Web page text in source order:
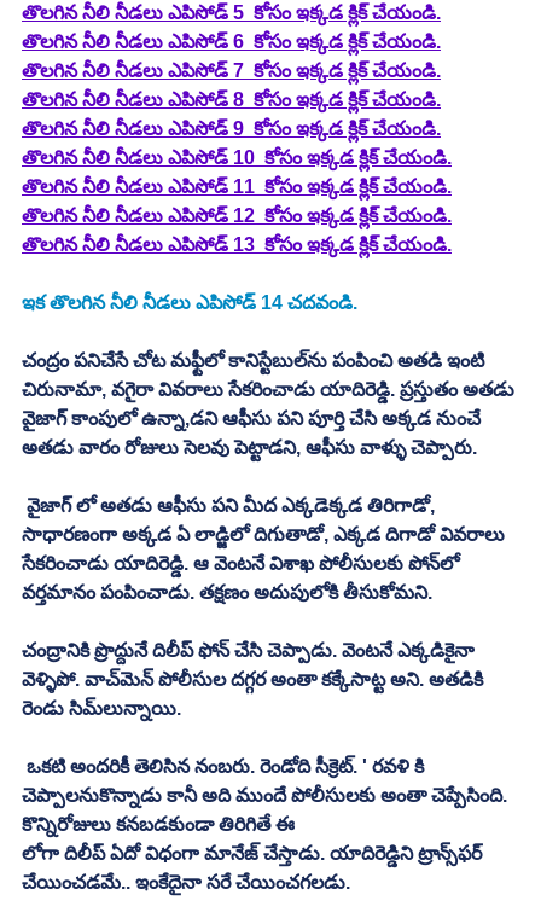
తొలగిన నీలి నీడలు ఎపిసోడ్ 5  కోసం ఇక్కడ క్లిక్ చేయండి.
తొలగిన నీలి నీడలు ఎపిసోడ్ 6  కోసం ఇక్కడ క్లిక్ చేయండి.
తొలగిన నీలి నీడలు ఎపిసోడ్ 7  కోసం ఇక్కడ క్లిక్ చేయండి.
తొలగిన నీలి నీడలు ఎపిసోడ్ 8  కోసం ఇక్కడ క్లిక్ చేయండి.
తొలగిన నీలి నీడలు ఎపిసోడ్ 9  కోసం ఇక్కడ క్లిక్ చేయండి.
తొలగిన నీలి నీడలు ఎపిసోడ్ 10  కోసం ఇక్కడ క్లిక్ చేయండి.
తొలగిన నీలి నీడలు ఎపిసోడ్ 11  కోసం ఇక్కడ క్లిక్ చేయండి.
తొలగిన నీలి నీడలు ఎపిసోడ్ 12  కోసం ఇక్కడ క్లిక్ చేయండి.
తొలగిన నీలి నీడలు ఎపిసోడ్ 13  కోసం ఇక్కడ క్లిక్ చేయండి.
ఇక తొలగిన నీలి నీడలు ఎపిసోడ్ 14 చదవండి.
చంద్రం పనిచేసే చోట మఫ్టీలో కానిస్టేబుల్‌ను పంపించి అతడి ఇంటి
చిరునామా, వగైరా వివరాలు సేకరించాడు యాదిరెడ్డి. ప్రస్తుతం అతడు
వైజాగ్ కాంపులో ఉన్నా,డని ఆఫీసు పని పూర్తి చేసి అక్కడ నుంచే
అతడు వారం రోజులు సెలవు పెట్టాడని, ఆఫీసు వాళ్ళు చెప్పారు.
సాధారణంగా అక్కడ ఏ లాడ్జిలో దిగుతాడో, ఎక్కడ దిగాడో వివరాలు
సేకరించాడు యాదిరెడ్డి. ఆ వెంటనే విశాఖ పోలీసులకు పోన్‌లో
వర్తమానం పంపించాడు. తక్షణం అదుపులోకి తీసుకోమని.
చంద్రానికి ప్రొద్దునే దిలీప్‌ ఫోన్‌ చేసి చెప్పాడు. వెంటనే ఎక్కడికైనా
వెళ్ళిపో. వాచ్‌మెన్‌ పోలీసుల దగ్గర అంతా కక్కేసాట్ట అని. అతడికి
రెండు సిమ్‌లున్నాయి.
చెప్పాలనుకొన్నాడు కానీ అది ముందే పోలీసులకు అంతా చెప్పేసింది.
కొన్నిరోజులు కనబడకుండా తిరిగితే ఈ
లోగా దిలీప్‌ ఏదో విధంగా మానేజ్‌ చేస్తాడు. యాదిరెడ్డిని ట్రాన్స్‌ఫర్‌
చేయించడమే.. ఇంకేదైనా సరే చేయించగలడు.